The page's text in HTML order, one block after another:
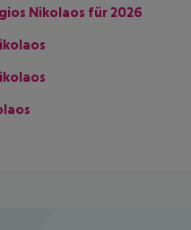
Nikolaos für 2026